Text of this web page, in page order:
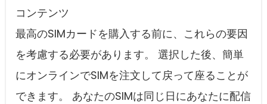
コンテンツ
最高のSIMカードを購入する前に、これらの要因
を考慮する必要があります。 選択した後、簡単
にオンラインでSIMを注文して戻って座ることが
できます。 あなたのSIMは同じ日にあなたに配信